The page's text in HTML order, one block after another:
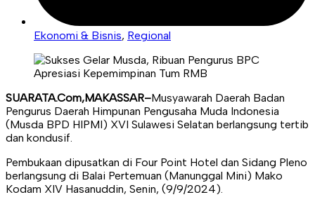
Ekonomi & Bisnis, Regional
SUARATA.Com,MAKASSAR–Musyawarah Daerah Badan
Pengurus Daerah Himpunan Pengusaha Muda Indonesia
(Musda BPD HIPMI) XVI Sulawesi Selatan berlangsung tertib
dan kondusif.
Pembukaan dipusatkan di Four Point Hotel dan Sidang Pleno
berlangsung di Balai Pertemuan (Manunggal Mini) Mako
Kodam XIV Hasanuddin, Senin, (9/9/2024).